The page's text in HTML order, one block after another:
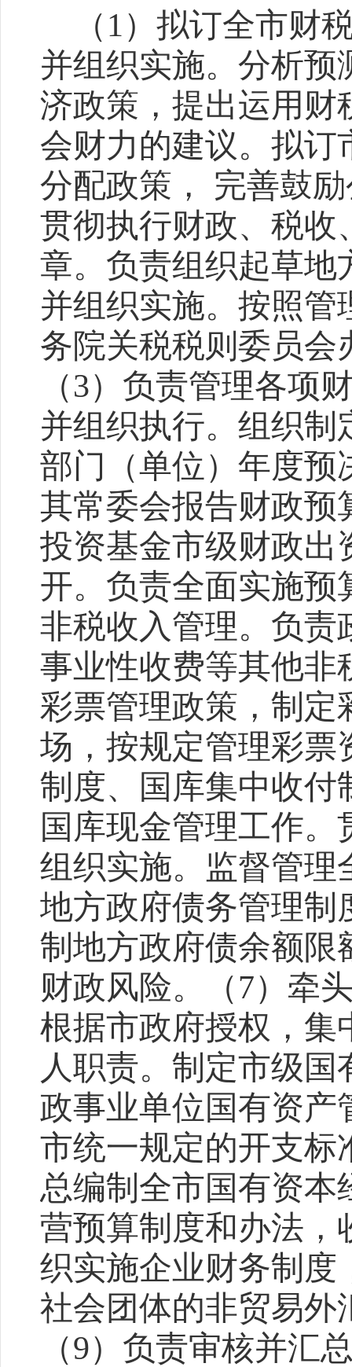
（1）拟订全市财
并组织实施。分析预
济政策，提出运用财
会财力的建议。拟订
分配政策， 完善鼓
贯彻执行财政、税收
章。负责组织起草地
并组织实施。按照管
务院关税税则委员会
（3）负责管理各项
并组织执行。组织制
部门（单位）年度预
其常委会报告财政预
投资基金市级财政出
开。负责全面实施预
非税收入管理。负责
事业性收费等其他非
彩票管理政策，制定
场，按规定管理彩票
制度、国库集中收付
国库现金管理工作
组织实施。监督管理
地方政府债务管理制
制地方政府债余额限
财政风险。（7）牵
根据市政府授权，集
人职责。制定市级
政事业单位国有资产
市统一规定的开支标
总编制全市国有资本
营预算制度和办法，
织实施企业财务制度
社会团体的非贸易外
（9）负责审核并汇